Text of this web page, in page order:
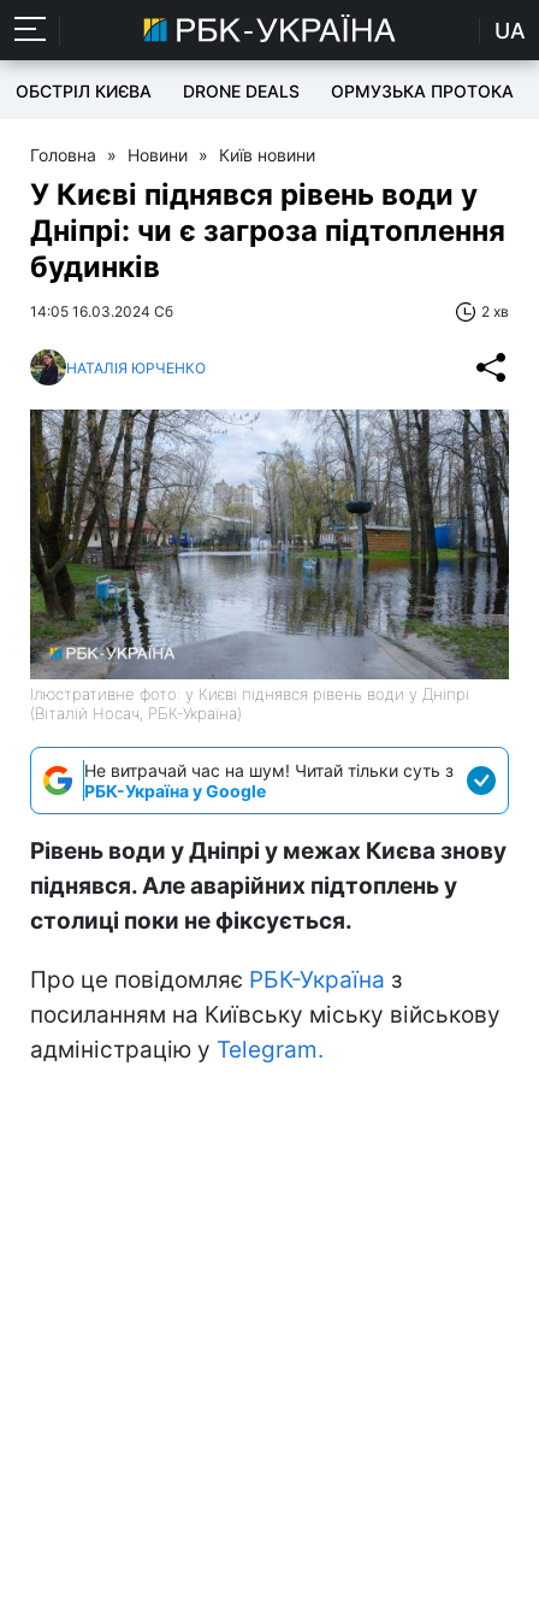
UA
ОБСТРІЛ КИЄВА DRONE DEALS ОРМУЗЬКА ПРОТОКА
Головна » Новини » Київ новини
У Києві піднявся рівень води у
Дніпрі: чи є загроза підтоплення
будинків
14:05 16.03.2024 Сб 2 хв
НАТАЛІЯ ЮРЧЕНКО
Ілюстративне фото: у Києві піднявся рівень води у Дніпрі
(Віталій Носач, РБК-Україна)
Не витрачай час на шум! Читай тільки суть з
РБК-Україна у Google
Рівень води у Дніпрі у межах Києва знову
піднявся. Але аварійних підтоплень у
столиці поки не фіксується.
Про це повідомляє РБК-Україна з
посиланням на Київську міську військову
адміністрацію у Telegram.